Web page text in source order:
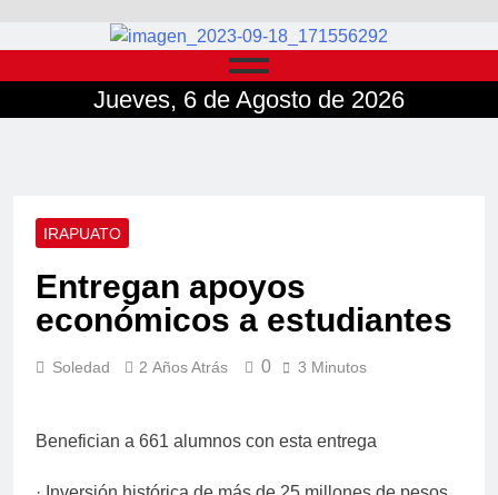
Jueves, 6 de Agosto de 2026
IRAPUATO
Entregan apoyos
económicos a estudiantes
Soledad 2 Años Atrás 0 3 Minutos
Benefician a 661 alumnos con esta entrega